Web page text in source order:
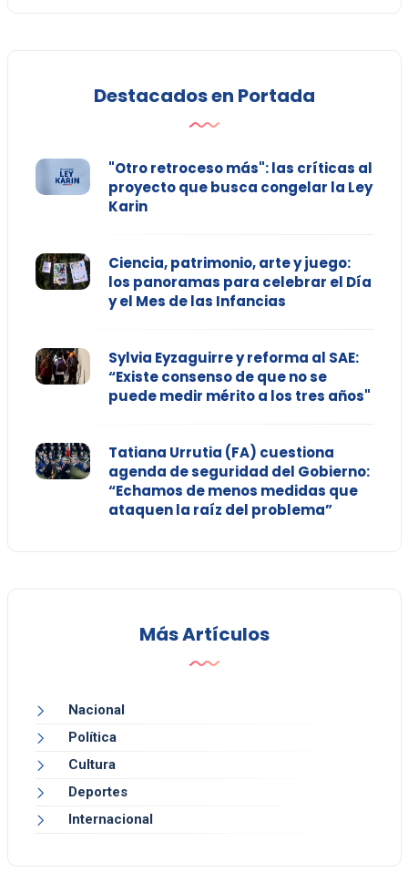
Destacados en Portada
"Otro retroceso más": las críticas al
proyecto que busca congelar la Ley
Karin
Ciencia, patrimonio, arte y juego:
los panoramas para celebrar el Día
y el Mes de las Infancias
Sylvia Eyzaguirre y reforma al SAE:
“Existe consenso de que no se
puede medir mérito a los tres años"
Tatiana Urrutia (FA) cuestiona
agenda de seguridad del Gobierno:
“Echamos de menos medidas que
ataquen la raíz del problema”
Más Artículos
Nacional
Política
Cultura
Deportes
Internacional